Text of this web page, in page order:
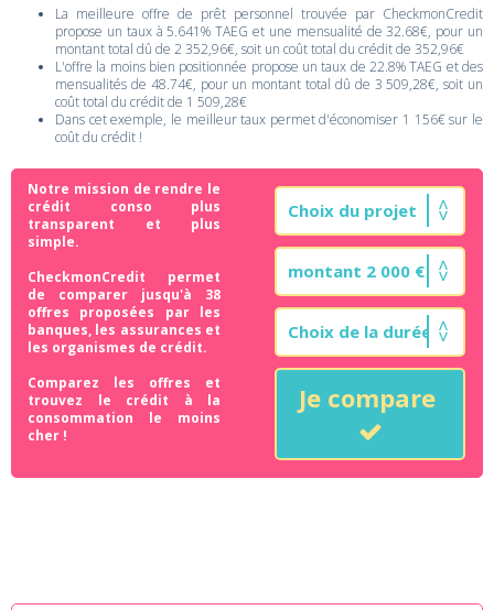
La meilleure offre de prêt personnel trouvée par CheckmonCredit
propose un taux à 5.641% TAEG et une mensualité de 32.68€, pour un
montant total dû de 2 352,96€, soit un coût total du crédit de 352,96€
L'offre la moins bien positionnée propose un taux de 22.8% TAEG et des
mensualités de 48.74€, pour un montant total dû de 3 509,28€, soit un
coût total du crédit de 1 509,28€
Dans cet exemple, le meilleur taux permet d'économiser 1 156€ sur le
coût du crédit !
Notre mission de rendre le
crédit conso plus
transparent et plus
simple.
CheckmonCredit permet
de comparer jusqu'à 38
offres proposées par les
banques, les assurances et
les organismes de crédit.
Comparez les offres et
trouvez le crédit à la
consommation le moins
cher !
Je compare